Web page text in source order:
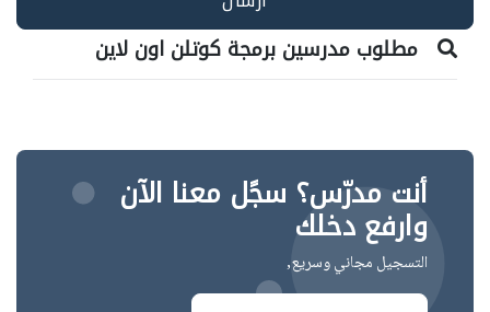
مطلوب مدرسين برمجة كوتلن اون لاين
أنت مدرّس؟ سجًل معنا الآن
وارفع دخلك
التسجيل مجاني وسريع,